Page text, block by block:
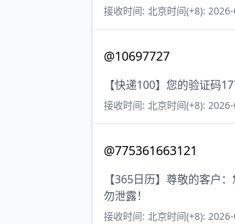
接收时间: 北京时间(+8):
@10697727
【快递100】您的验证码
接收时间: 北京时间(+8):
@775361663121
【365日历】尊敬的客户
勿泄露！
接收时间: 北京时间(+8):